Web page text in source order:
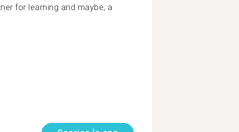
for learning and maybe, a